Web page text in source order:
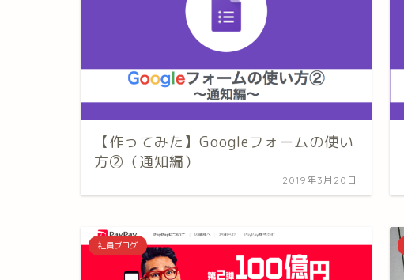
【作ってみた】Googleフォームの使い
方②（通知編）
2019年3月20日
社員ブログ